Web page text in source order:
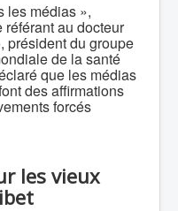
les médias »,
au docteur
président du groupe
de la santé
que les médias
des affirmations
forcés
les vieux